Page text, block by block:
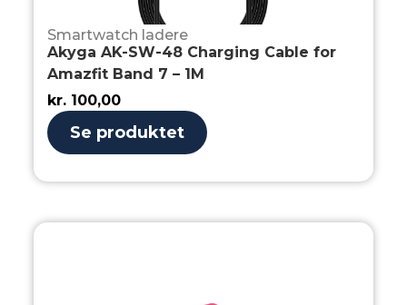
Smartwatch ladere
Akyga AK-SW-48 Charging Cable for
Amazfit Band 7 – 1M
kr. 100,00
Se produktet